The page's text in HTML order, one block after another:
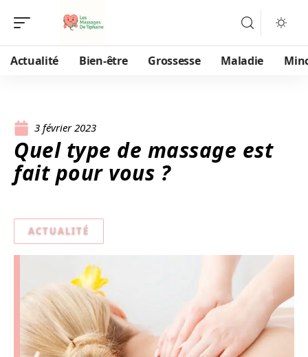
Actualité Bien-être Grossesse Maladie
3 février 2023
Quel type de massage est
fait pour vous ?
ACTUALITÉ